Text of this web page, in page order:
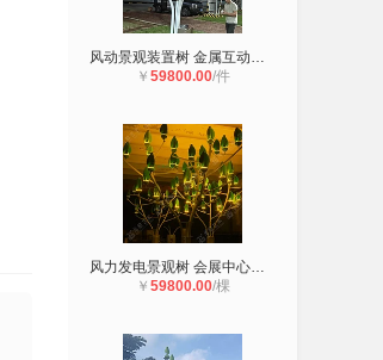
风动景观装置树 金属互动灯光发电树
￥ 59800.00/件
风力发电景观树 会展中心体育场馆科
￥ 59800.00/棵